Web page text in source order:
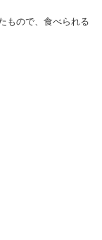
もので、食べられる